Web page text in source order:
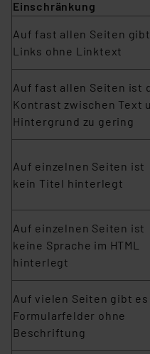
Einschränkung
Auf fast allen Seiten
Links ohne Linktext
Auf fast allen Seiten ist
Kontrast zwischen Text
Hintergrund zu gering
Auf einzelnen Seiten ist
kein Titel hinterlegt
Auf einzelnen Seiten ist
keine Sprache im HTML
hinterlegt
Auf vielen Seiten gibt es
Formularfelder ohne
Beschriftung